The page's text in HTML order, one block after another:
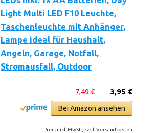
Light Multi LED F10 Leuchte,
Taschenleuchte mit Anhänger,
Lampe ideal für Haushalt,
Angeln, Garage, Notfall,
Stromausfall, Outdoor
3,95 €
7,49 €
Bei Amazon ansehen
Preis inkl. MwSt., zzgl. Versandkosten